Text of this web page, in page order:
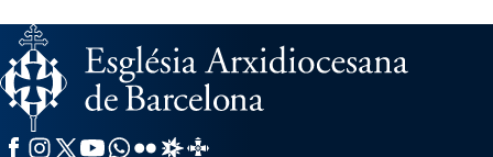
Facebook
Instagram
X / Twitter
YouTube
WhatsApp
FlickrRadio Estel
Catalunya Cristiana